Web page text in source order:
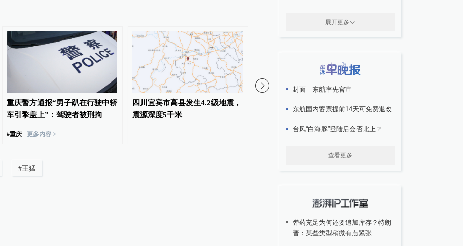
重庆警方通报“男子趴在行驶中轿
车引擎盖上”：驾驶者被刑拘
#重庆 更多内容 >
四川宜宾市高县发生4.2级地震，
震源深度5千米
警，重庆局地需防范山洪灾害
震源深度6千米
#王猛
展开更多
封面｜东航率先官宣
东航国内客票提前14天可免费退改
台风“白海豚”登陆后会否北上？
查看更多
弹药充足为何还要追加库存？特朗
普：某些类型稍微有点紧张